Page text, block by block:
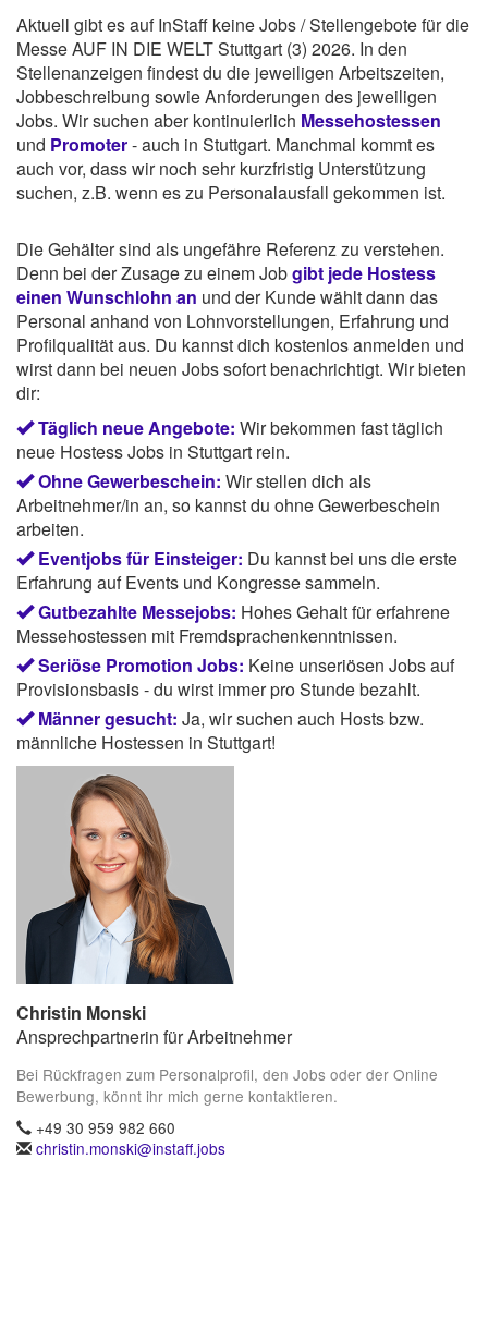
Aktuell gibt es auf InStaff keine Jobs / Stellengebote für die
Messe AUF IN DIE WELT Stuttgart (3) 2026. In den
Stellenanzeigen findest du die jeweiligen Arbeitszeiten,
Jobbeschreibung sowie Anforderungen des jeweiligen
Jobs. Wir suchen aber kontinuierlich Messehostessen
und Promoter- auch in Stuttgart. Manchmal kommt es
auch vor, dass wir noch sehr kurzfristig Unterstützung
suchen, z.B. wenn es zu Personalausfall gekommen ist.
Die Gehälter sind als ungefähre Referenz zu verstehen.
Denn bei der Zusage zu einem Jobgibt jede Hostess
einen Wunschlohn an und der Kunde wählt dann das
Personal anhand von Lohnvorstellungen, Erfahrung und
Profilqualität aus. Du kannst dich kostenlos anmelden und
wirst dann bei neuen Jobs sofort benachrichtigt. Wir bieten
dir:
Täglich neue Angebote: Wir bekommen fast täglich
neue Hostess Jobs in Stuttgart rein.
Ohne Gewerbeschein: Wir stellen dich als
Arbeitnehmer/in an, so kannst du ohne Gewerbeschein
arbeiten.
Eventjobs für Einsteiger: Du kannst bei uns die erste
Erfahrung auf Events und Kongresse sammeln.
Gutbezahlte Messejobs: Hohes Gehalt für erfahrene
Messehostessen mit Fremdsprachenkenntnissen.
Seriöse Promotion Jobs: Keine unseriösen Jobs auf
Provisionsbasis - du wirst immer pro Stunde bezahlt.
Männer gesucht: Ja, wir suchen auch Hosts bzw.
männliche Hostessen in Stuttgart!
Christin Monski
Ansprechpartnerin für Arbeitnehmer
Bei Rückfragen zum Personalprofil, den Jobs oder der Online
Bewerbung, könnt ihr mich gerne kontaktieren.
+49 30 959 982 660
christin.monski@instaff.jobs